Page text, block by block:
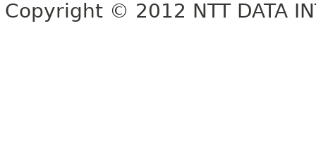
Copyright © 2012 NTT DATA